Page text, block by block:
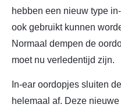
hebben een nieuw type
ook gebruikt kunnen
Normaal dempen de
moet nu verledentijd zijn.
In-ear oordopjes sluiten
helemaal af. Deze